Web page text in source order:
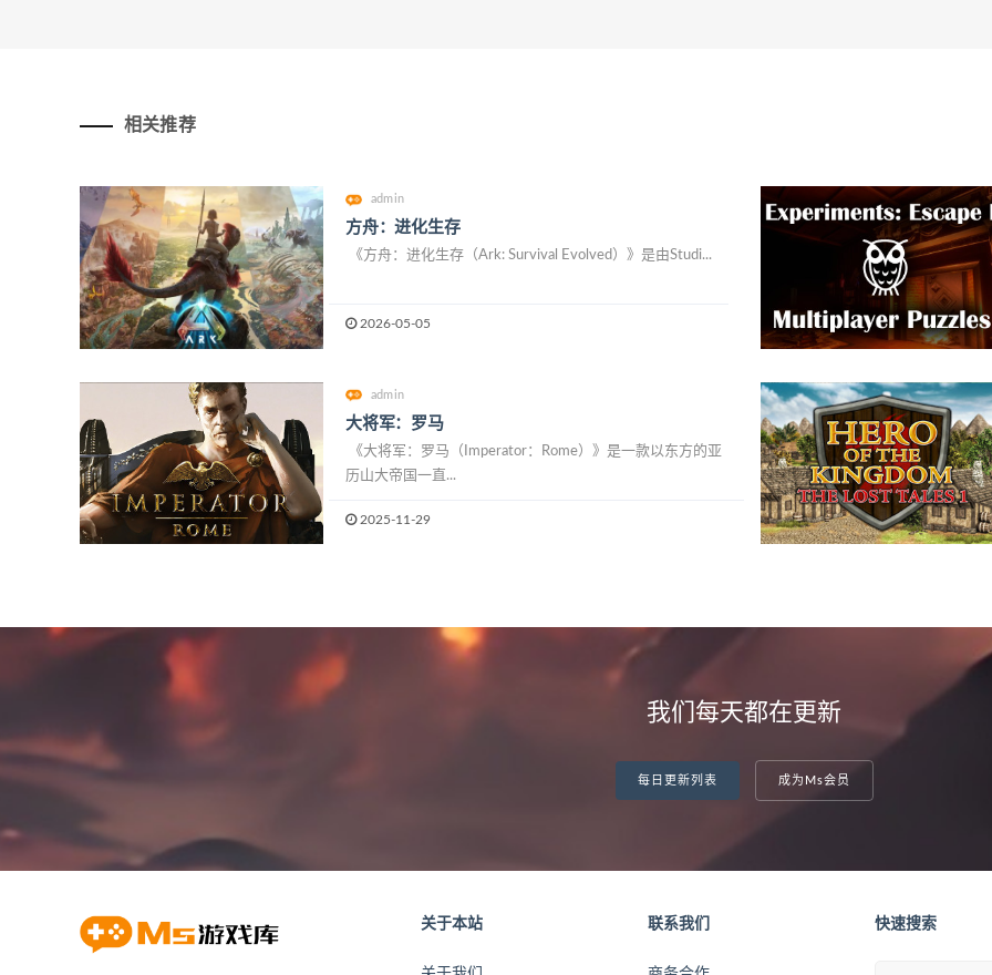
相关推荐
admin
方舟：进化生存
《方舟：进化生存（Ark: Survival Evolved）》是由Studi...
2026-05-05
admin
大将军：罗马
《大将军：罗马（Imperator：Rome）》是一款以东方的亚
历山大帝国一直...
2025-11-29
我们每天都在更新
每日更新列表 成为Ms会员
关于本站 联系我们 快速搜索